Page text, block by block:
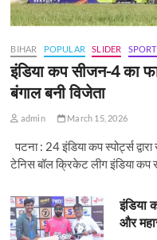
BIHAR POPULAR SLIDER
इंडिया कप सीजन-4 का
बंगाल बनी विजेता
admin March 15, 2026
पटना : 24 इंडिया कप स्पोर्ट्स
टेनिस बॉल क्रिकेट लीग इंडिया
इंडिया
और